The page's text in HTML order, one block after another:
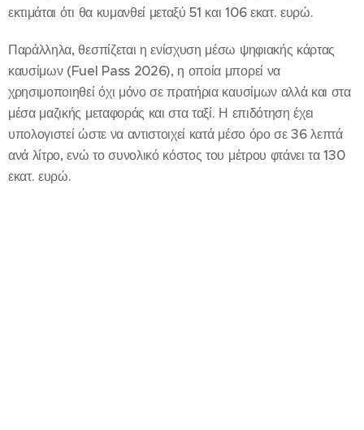
εκτιμάται ότι θα κυμανθεί μεταξύ 51 και 106 εκατ. ευρώ.
Παράλληλα, θεσπίζεται η ενίσχυση μέσω ψηφιακής κάρτας
καυσίμων (Fuel Pass 2026), η οποία μπορεί να
χρησιμοποιηθεί όχι μόνο σε πρατήρια καυσίμων αλλά και στα
μέσα μαζικής μεταφοράς και στα ταξί. Η επιδότηση έχει
υπολογιστεί ώστε να αντιστοιχεί κατά μέσο όρο σε 36 λεπτά
ανά λίτρο, ενώ το συνολικό κόστος του μέτρου φτάνει τα 130
εκατ. ευρώ.